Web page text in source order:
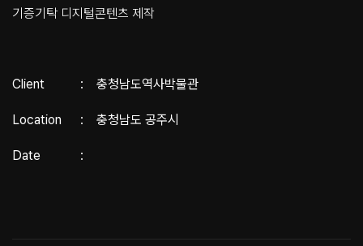
기증기탁 디지털콘텐츠 제작
Client : 충청남도역사박물관
Location : 충청남도 공주시
Date :